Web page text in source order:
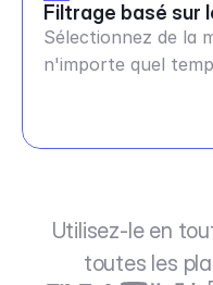
Filtrage basé sur
Sélectionnez de la
n'importe quel
Utilisez-le en
toutes les